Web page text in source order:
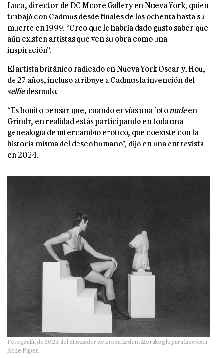
Luca, director de DC Moore Gallery en Nueva York, quien
trabajó con Cadmus desde finales de los ochenta hasta su
muerte en 1999. “Creo que le habría dado gusto saber que
aún existen artistas que ven su obra como una
inspiración”.
El artista británico radicado en Nueva York Oscar yi Hou,
de 27 años, incluso atribuye a Cadmus la invención del
selfiedesnudo.
“Es bonito pensar que, cuando envías una foto nudeen
Grindr, en realidad estás participando en toda una
genealogía de intercambio erótico, que coexiste con la
historia misma del deseo humano”, dijo en una entrevista
en 2024.
Fotografía de 2023 del diseñador de moda Erdem Moralioglu para la revista
Acne Paper.